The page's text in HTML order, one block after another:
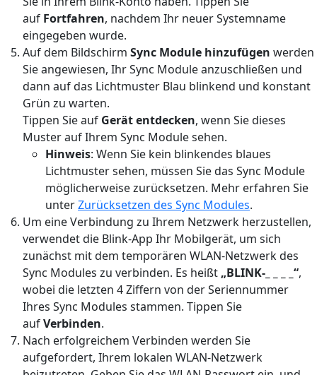
auf Fortfahren, nachdem Ihr neuer Systemname
eingegeben wurde.
Auf dem Bildschirm Sync Module hinzufügen werden
Sie angewiesen, Ihr Sync Module anzuschließen und
dann auf das Lichtmuster Blau blinkend und konstant
Grün zu warten.
Tippen Sie auf Gerät entdecken, wenn Sie dieses
Muster auf Ihrem Sync Module sehen.
Hinweis: Wenn Sie kein blinkendes blaues
Lichtmuster sehen, müssen Sie das Sync Module
möglicherweise zurücksetzen. Mehr erfahren Sie
unterZurücksetzen des Sync Modules.
Um eine Verbindung zu Ihrem Netzwerk herzustellen,
verwendet die Blink-App Ihr Mobilgerät, um sich
zunächst mit dem temporären WLAN-Netzwerk des
Sync Modules zu verbinden. Es heißt „BLINK-_ _ _ _“,
wobei die letzten 4 Ziffern von der Seriennummer
Ihres Sync Modules stammen. Tippen Sie
aufVerbinden.
Nach erfolgreichem Verbinden werden Sie
aufgefordert, Ihrem lokalen WLAN-Netzwerk